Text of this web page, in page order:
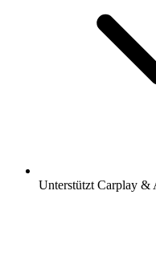
Unterstützt Carplay &